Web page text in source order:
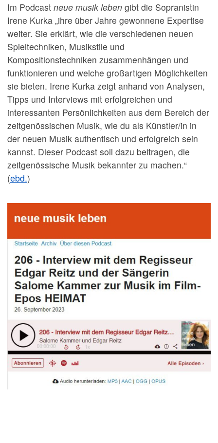
Im Podcast neue musik leben gibt die Sopranistin
Irene Kurka „ihre über Jahre gewonnene Expertise
weiter. Sie erklärt, wie die verschiedenen neuen
Spieltechniken, Musikstile und
Kompositionstechniken zusammenhängen und
funktionieren und welche großartigen Möglichkeiten
sie bieten. Irene Kurka zeigt anhand von Analysen,
Tipps und Interviews mit erfolgreichen und
interessanten Persönlichkeiten aus dem Bereich der
zeitgenössischen Musik, wie du als Künstler/in in
der neuen Musik authentisch und erfolgreich sein
kannst. Dieser Podcast soll dazu beitragen, die
zeitgenössische Musik bekannter zu machen.“
(ebd.)